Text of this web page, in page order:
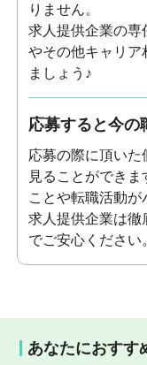
りません。
求人提供企業の専
やその他キャリア
ましょう♪
応募すると今の
応募の際に頂い
見ることができ
ことや転職活動が
求人提供企業は
でご安心ください。
あなたにおすす